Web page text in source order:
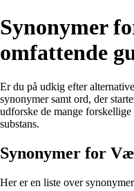
Synonymer
omfattende
Er du på udkig efter
synonymer samt ord, der
udforske de mange
substans.
Synonymer for
Her er en liste over